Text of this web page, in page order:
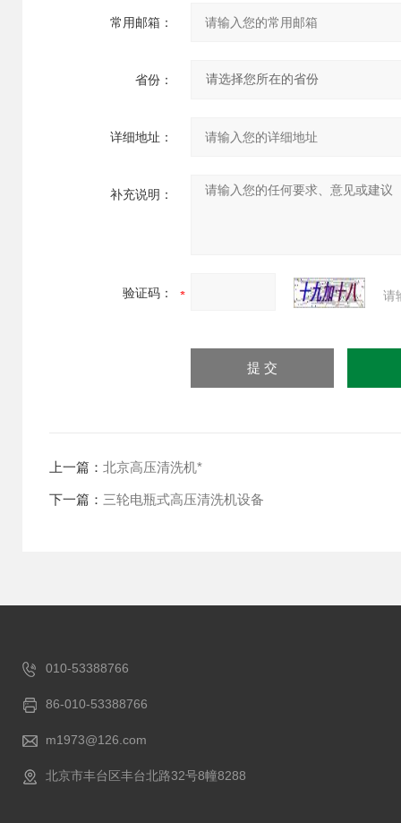
常用邮箱：
省份：
详细地址：
补充说明：
验证码： 请
上一篇： 北京高压清洗机*
下一篇： 三轮电瓶式高压清洗机设备
010-53388766
86-010-53388766
m1973@126.com
北京市丰台区丰台北路32号8幢8288